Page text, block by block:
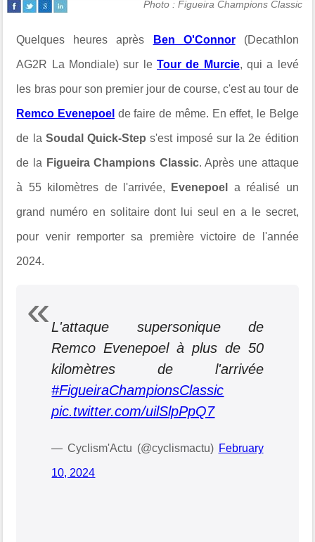
Photo : Figueira Champions Classic
Quelques heures après Ben O'Connor(Decathlon
AG2R La Mondiale) sur le Tour de Murcie, qui a levé
les bras pour son premier jour de course, c'est au tour de
Remco Evenepoel de faire de même. En effet, le Belge
de la Soudal Quick-Step s'est imposé sur la 2e édition
de la Figueira Champions Classic. Après une attaque
à 55 kilomètres de l'arrivée, Evenepoel a réalisé un
grand numéro en solitaire dont lui seul en a le secret,
pour venir remporter sa première victoire de l'année
2024.
L'attaque supersonique de
Remco Evenepoel à plus de 50
kilomètres de l'arrivée
#FigueiraChampionsClassic
pic.twitter.com/uilSlpPpQ7
— Cyclism'Actu (@cyclismactu) February
10, 2024